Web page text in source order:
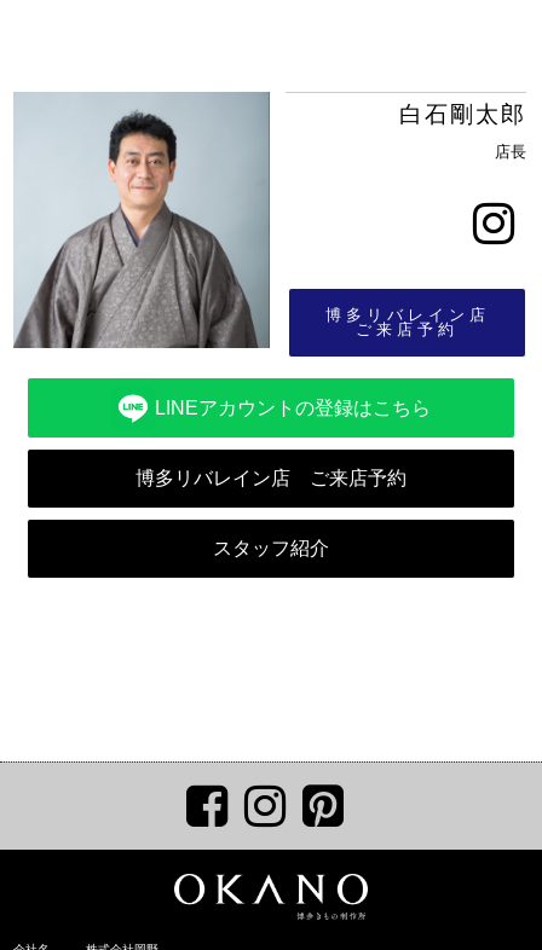
白石剛太郎
店長
博多リバレイン店
ご来店予約
LINEアカウントの登録はこちら
博多リバレイン店 ご来店予約
スタッフ紹介